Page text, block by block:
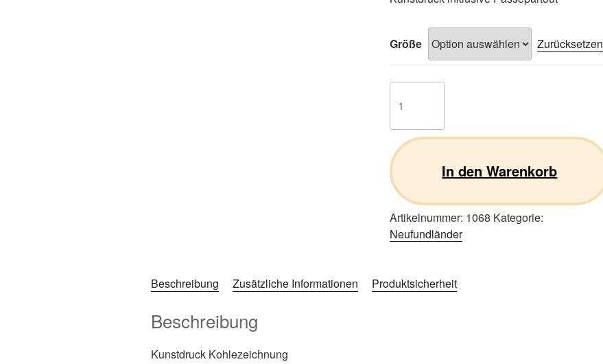
Größe Zurücksetzen
04
In den Warenkorb
Artikelnummer: 1068 Kategorie:
Neufundländer
Beschreibung Zusätzliche Informationen Produktsicherheit
Beschreibung
Kunstdruck Kohlezeichnung